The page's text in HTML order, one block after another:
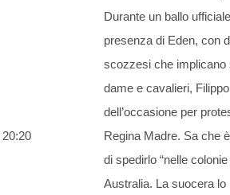
20:20
Durante un ballo
presenza di Eden, con
scozzesi che implicano
dame e cavalieri,
dell’occasione per
Regina Madre. Sa che
di spedirlo “nelle colonie
Australia. La suocera lo